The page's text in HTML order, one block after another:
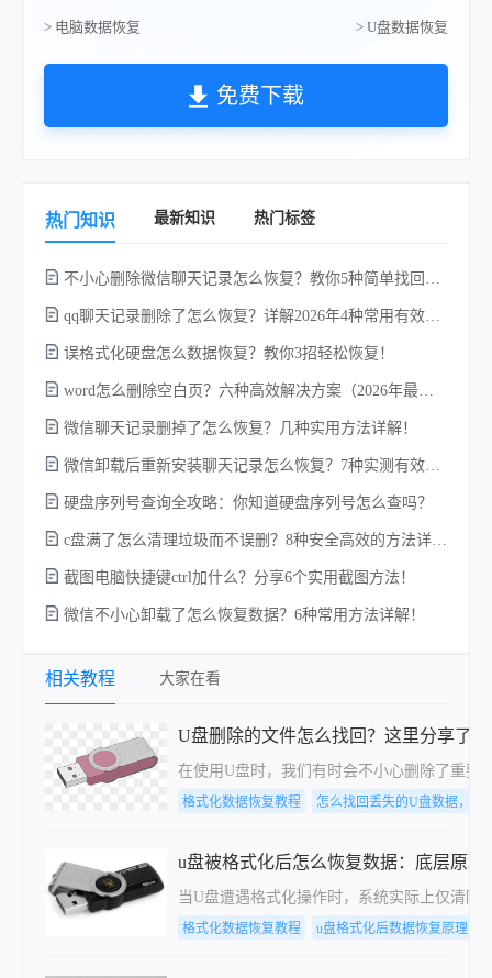
> 电脑数据恢复 > U盘数据恢复
免费下载
热门知识 最新知识 热门标签
不小心删除微信聊天记录怎么恢复？教你5种简单找回的方法！
qq聊天记录删除了怎么恢复？详解2026年4种常用有效的方法（支持.db数据库提取）
误格式化硬盘怎么数据恢复？教你3招轻松恢复！
word怎么删除空白页？六种高效解决方案（2026年最新实操指南）！
微信聊天记录删掉了怎么恢复？几种实用方法详解！
微信卸载后重新安装聊天记录怎么恢复？7种实测有效的恢复方案详解！
硬盘序列号查询全攻略：你知道硬盘序列号怎么查吗？
c盘满了怎么清理垃圾而不误删？8种安全高效的方法详解+误删恢复指南！
截图电脑快捷键ctrl加什么？分享6个实用截图方法！
微信不小心卸载了怎么恢复数据？6种常用方法详解！
相关教程 大家在看
U盘删除的文件怎么找回？这里分享了
在使用U盘时，我们有时会不小心删除了重要
格式化数据恢复教程 怎么找回丢失的U盘数据，分
u盘被格式化后怎么恢复数据：底层原
当U盘遭遇格式化操作时，系统实际上仅清
格式化数据恢复教程 u盘格式化后数据恢复原理